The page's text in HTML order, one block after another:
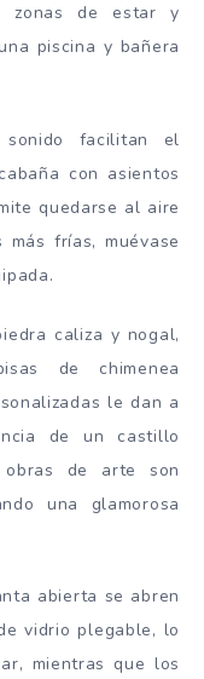
zonas de estar y
piscina y bañera
facilitan el
con asientos
quedarse al aire
frías, muévase
caliza y nogal,
de chimenea
le dan a
de un castillo
de arte son
una glamorosa
abierta se abren
vidrio plegable, lo
mientras que los